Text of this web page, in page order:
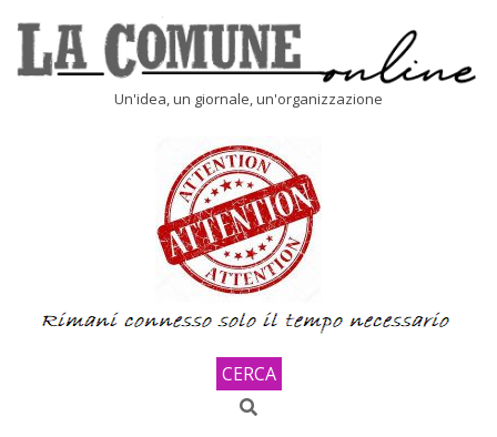
content
Un'idea, un giornale, un'organizzazione
CERCA
Search